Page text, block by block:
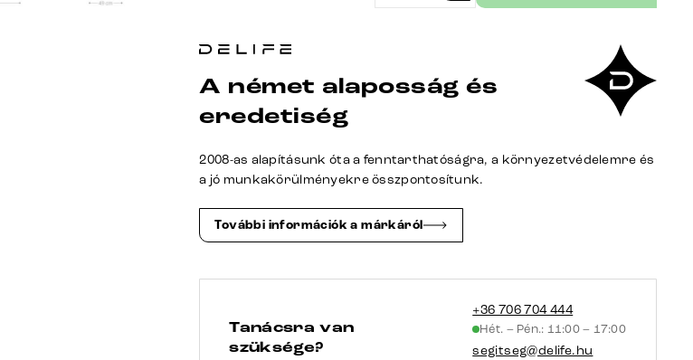
szálcsiszolt
180-
300
mennyiség
A német alaposság és
eredetiség
2008-as alapításunk óta a fenntarthatóságra, a környezetvédelemre és
a jó munkakörülményekre összpontosítunk.
További információk a márkáról
Tanácsra van
szüksége?
+36 706 704 444
Hét. – Pén.: 11:00 – 17:00
segitseg@delife.hu